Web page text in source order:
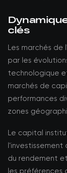
clés
Les marchés de
par les
technologique
marchés de
performances
zones
Le capital
l'investissement
du rendement
les préférences